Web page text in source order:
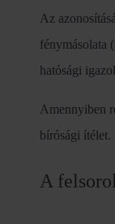
Az
fénymásolata
hatósági
Amennyiben
bírósági ítélet.
A